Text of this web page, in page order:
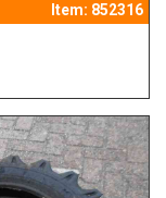
Item: 852316